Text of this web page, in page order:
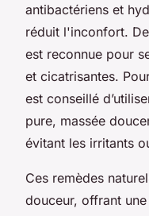
antibactériens et
réduit l'inconfort.
est reconnue pour
et cicatrisantes.
est conseillé
pure, massée
évitant les irritants
Ces remèdes
douceur, offrant